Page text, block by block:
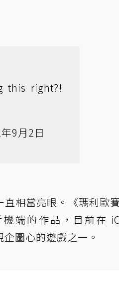
this right?!
9月2日
直相當亮眼。《瑪利歐
端的作品，目前在
圖心的遊戲之一。